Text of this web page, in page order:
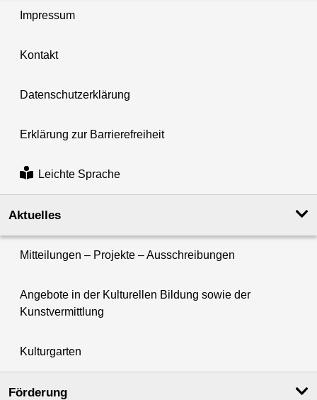
Impressum
Kontakt
Datenschutzerklärung
Erklärung zur Barrierefreiheit
Leichte Sprache
Aktuelles
Mitteilungen – Projekte – Ausschreibungen
Angebote in der Kulturellen Bildung sowie der
Kunstvermittlung
Kulturgarten
Förderung